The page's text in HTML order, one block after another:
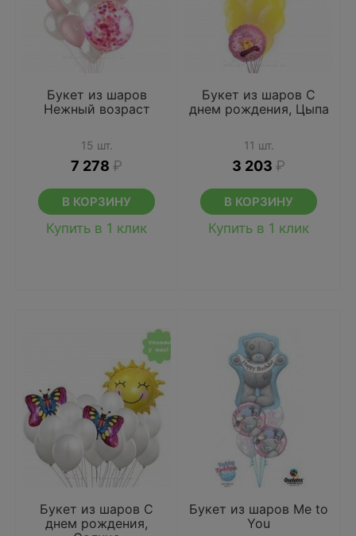
Букет из шаров
Нежный возраст
15 шт.
7 278 ₽
В КОРЗИНУ
Купить в 1 клик
Букет из шаров С
днем рождения, Цыпа
11 шт.
3 203 ₽
В КОРЗИНУ
Купить в 1 клик
Букет из шаров С
днем рождения,
Букет из шаров Me to
You